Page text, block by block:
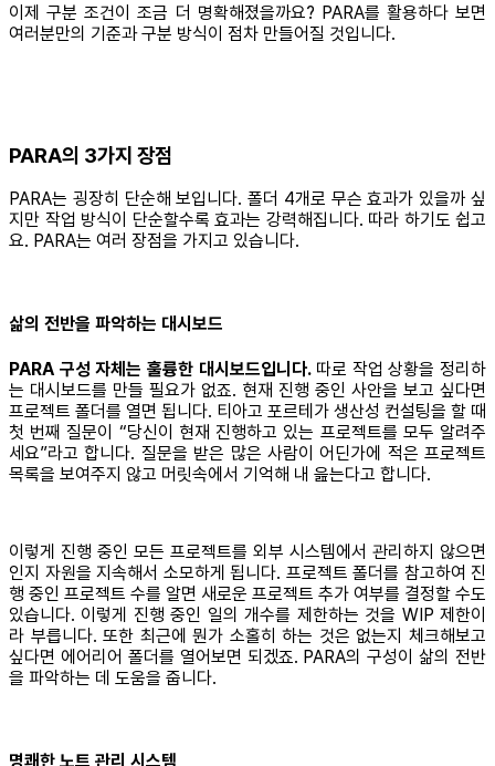
이제 구분 조건이 조금 더 명확해졌을까요? PARA를 활용하다 보면
여러분만의 기준과 구분 방식이 점차 만들어질 것입니다.
PARA의 3가지 장점
PARA는 굉장히 단순해 보입니다. 폴더 4개로 무슨 효과가 있을까 싶
지만 작업 방식이 단순할수록 효과는 강력해집니다. 따라 하기도 쉽고
요. PARA는 여러 장점을 가지고 있습니다.
삶의 전반을 파악하는 대시보드
PARA 구성 자체는 훌륭한 대시보드입니다.따로 작업 상황을 정리하
는 대시보드를 만들 필요가 없죠. 현재 진행 중인 사안을 보고 싶다면
프로젝트 폴더를 열면 됩니다. 티아고 포르테가 생산성 컨설팅을 할 때
첫 번째 질문이 “당신이 현재 진행하고 있는 프로젝트를 모두 알려주
세요”라고 합니다. 질문을 받은 많은 사람이 어딘가에 적은 프로젝트
목록을 보여주지 않고 머릿속에서 기억해 내 읊는다고 합니다.
이렇게 진행 중인 모든 프로젝트를 외부 시스템에서 관리하지 않으면
인지 자원을 지속해서 소모하게 됩니다. 프로젝트 폴더를 참고하여 진
행 중인 프로젝트 수를 알면 새로운 프로젝트 추가 여부를 결정할 수도
있습니다. 이렇게 진행 중인 일의 개수를 제한하는 것을 WIP 제한이
라 부릅니다. 또한 최근에 뭔가 소홀히 하는 것은 없는지 체크해보고
싶다면 에어리어 폴더를 열어보면 되겠죠. PARA의 구성이 삶의 전반
을 파악하는 데 도움을 줍니다.
명쾌한 노트 관리 시스템